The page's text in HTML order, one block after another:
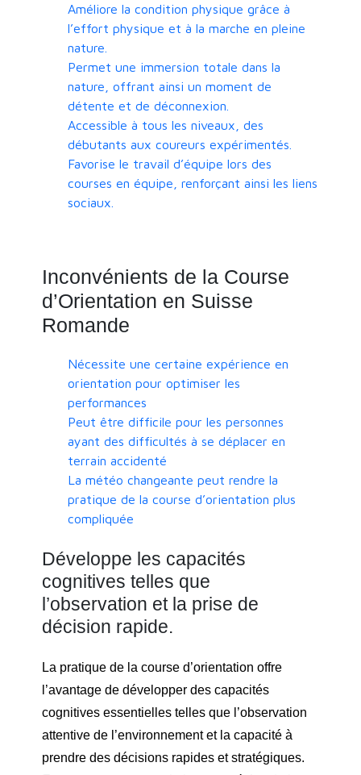
Améliore la condition physique grâce à
l’effort physique et à la marche en pleine
nature.
Permet une immersion totale dans la
nature, offrant ainsi un moment de
détente et de déconnexion.
Accessible à tous les niveaux, des
débutants aux coureurs expérimentés.
Favorise le travail d’équipe lors des
courses en équipe, renforçant ainsi les liens
sociaux.
Inconvénients de la Course
d’Orientation en Suisse
Romande
Nécessite une certaine expérience en
orientation pour optimiser les
performances
Peut être difficile pour les personnes
ayant des difficultés à se déplacer en
terrain accidenté
La météo changeante peut rendre la
pratique de la course d’orientation plus
compliquée
Développe les capacités
cognitives telles que
l’observation et la prise de
décision rapide.
La pratique de la course d’orientation offre
l’avantage de développer des capacités
cognitives essentielles telles que l’observation
attentive de l’environnement et la capacité à
prendre des décisions rapides et stratégiques.